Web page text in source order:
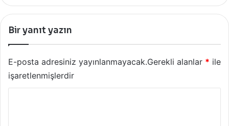
Bir yanıt yazın
E-posta adresiniz yayınlanmayacak.Gerekli alanlar * ile
işaretlenmişlerdir